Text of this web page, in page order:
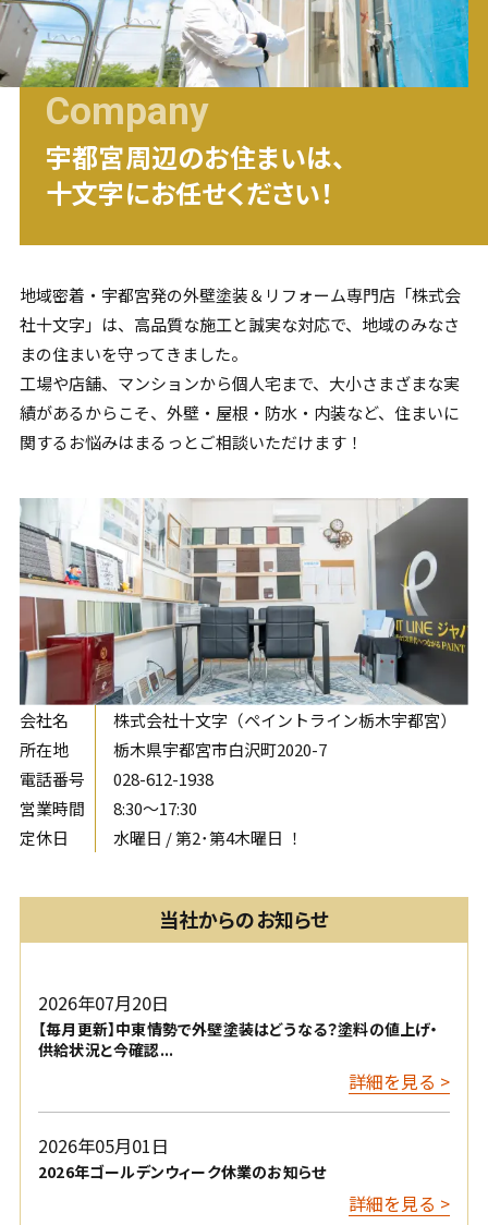
Company
宇都宮周辺のお住まいは、
十文字にお任せください！
地域密着・ 宇都宮発の外壁塗装＆リフォーム専門店「株式会
社十文字」は、高品質な施工と誠実な対応で、地域のみなさ
まの住まいを守ってきました。
工場や店舗、マンションから個人宅まで、大小さまざまな実
績があるからこそ、外壁・屋根・防水・内装など、住まいに
関するお悩みはまるっとご相談いただけます！
会社名
株式会社十文字（ペイントライン栃木宇都宮）
所在地
栃木県宇都宮市白沢町2020-7
電話番号
028-612-1938
営業時間
8:30〜17:30
定休日
水曜日 / 第2･第4木曜日 ！
当社からのお知らせ
2026年07月20日
【毎月更新】中東情勢で外壁塗装はどうなる？塗料の値上げ・
供給状況と今確認...
詳細を見る >
2026年05月01日
2026年ゴールデンウィーク休業のお知らせ
詳細を見る >